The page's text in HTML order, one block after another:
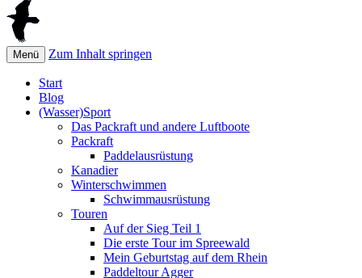
Menü Zum Inhalt springen
Start
Blog
(Wasser)Sport
Das Packraft und andere Luftboote
Packraft
Paddelausrüstung
Kanadier
Winterschwimmen
Schwimmausrüstung
Touren
Auf der Sieg Teil 1
Die erste Tour im Spreewald
Mein Geburtstag auf dem Rhein
Paddeltour Agger